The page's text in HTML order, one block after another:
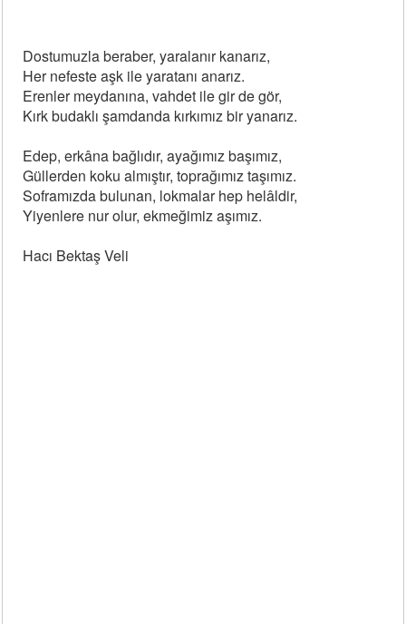
Dostumuzla beraber, yaralanır kanarız,
Her nefeste aşk ile yaratanı anarız.
Erenler meydanına, vahdet ile gir de gör,
Kırk budaklı şamdanda kırkımız bir yanarız.
Edep, erkâna bağlıdır, ayağımız başımız,
Güllerden koku almıştır, toprağımız taşımız.
Soframızda bulunan, lokmalar hep helâldir,
Yiyenlere nur olur, ekmeğimiz aşımız.
Hacı Bektaş Veli